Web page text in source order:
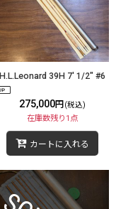
H.L.Leonard 39H 7' 1/2" #6
275,000円 (税込)
在庫数残り1点
カートに入れる